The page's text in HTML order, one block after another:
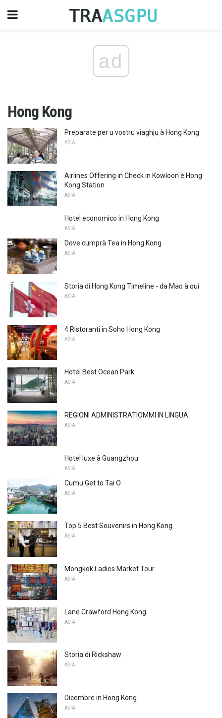
ad
Hong Kong
Preparate per u vostru viaghju à Hong Kong
ASIA
Airlines Offering in Check in Kowloon è Hong
Kong Station
ASIA
Hotel economico in Hong Kong
ASIA
Dove cumprà Tea in Hong Kong
ASIA
Storia di Hong Kong Timeline - da Mao à quì
ASIA
4 Ristoranti in Soho Hong Kong
ASIA
Hotel Best Ocean Park
ASIA
REGIONI ADMINISTRATIOMMI IN LINGUA
ASIA
Hotel luxe à Guangzhou
ASIA
Cumu Get to Tai O
ASIA
Top 5 Best Souvenirs in Hong Kong
ASIA
Mongkok Ladies Market Tour
ASIA
Lane Crawford Hong Kong
ASIA
Storia di Rickshaw
ASIA
Dicembre in Hong Kong
ASIA